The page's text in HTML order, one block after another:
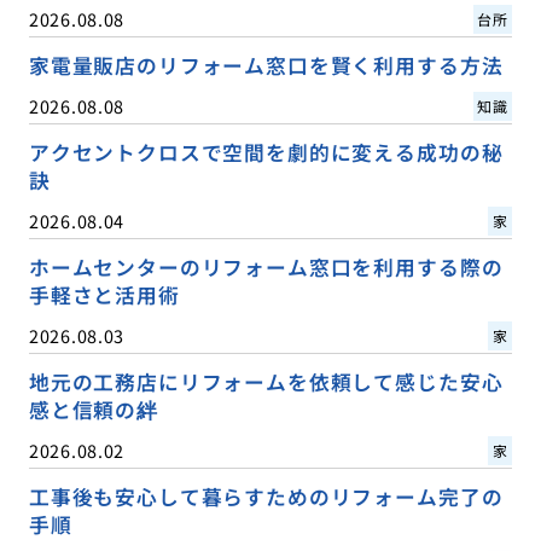
2026.08.08 台所
家電量販店のリフォーム窓口を賢く利用する方法
2026.08.08 知識
アクセントクロスで空間を劇的に変える成功の秘
訣
2026.08.04 家
ホームセンターのリフォーム窓口を利用する際の
手軽さと活用術
2026.08.03 家
地元の工務店にリフォームを依頼して感じた安心
感と信頼の絆
2026.08.02 家
工事後も安心して暮らすためのリフォーム完了の
手順